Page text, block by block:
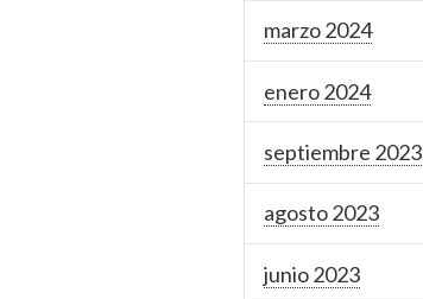
marzo 2024
enero 2024
septiembre 2023
agosto 2023
junio 2023